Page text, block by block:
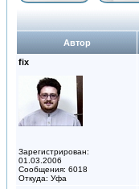
Автор
fix
Зарегистрирован:
01.03.2006
Сообщения: 6018
Откуда: Уфа